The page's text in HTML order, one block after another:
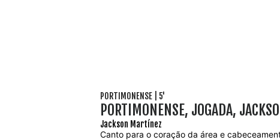
PORTIMONENSE | 5'
PORTIMONENSE, JOGADA,
Jackson Martínez
Canto para o coração da área e